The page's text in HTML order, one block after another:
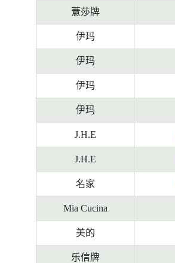
薏莎牌
伊玛
伊玛
伊玛
伊玛
J.H.E
J.H.E
名家
Mia Cucina
美的
乐信牌